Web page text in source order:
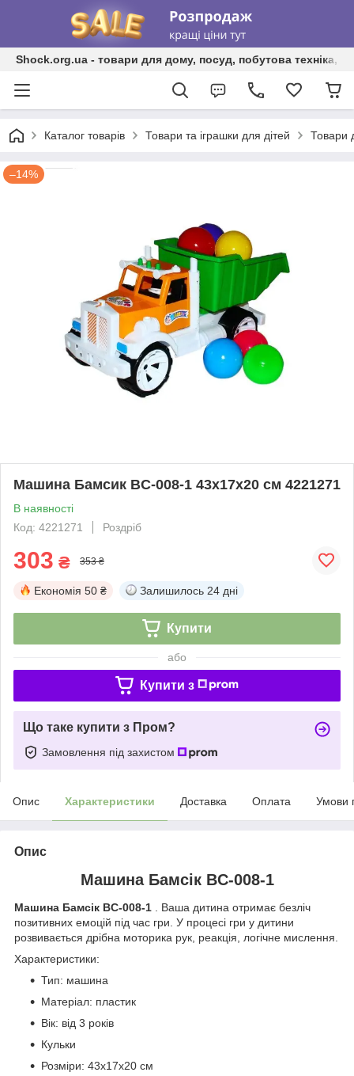
Shock.org.ua - товари для дому, посуд, побутова техніка,
Каталог товарів Товари та іграшки для дітей Товари
–14%
Машина Бамсик BC-008-1 43х17х20 см 4221271
В наявності
Код: 4221271
Роздріб
303 ₴ 353 ₴
Економія 50 ₴ Залишилось 24 дні
Купити
або
Купити з
Що таке купити з Пром?
Замовлення під захистом
Опис Характеристики Доставка Оплата Умови
Опис
Машина Бамсік BC-008-1
Машина Бамсік BC-008-1 . Ваша дитина отримає безліч
позитивних емоцій під час гри. У процесі гри у дитини
розвивається дрібна моторика рук, реакція, логічне мислення.
Характеристики:
Тип: машина
Матеріал: пластик
Вік: від 3 років
Кульки
Розміри: 43х17х20 см